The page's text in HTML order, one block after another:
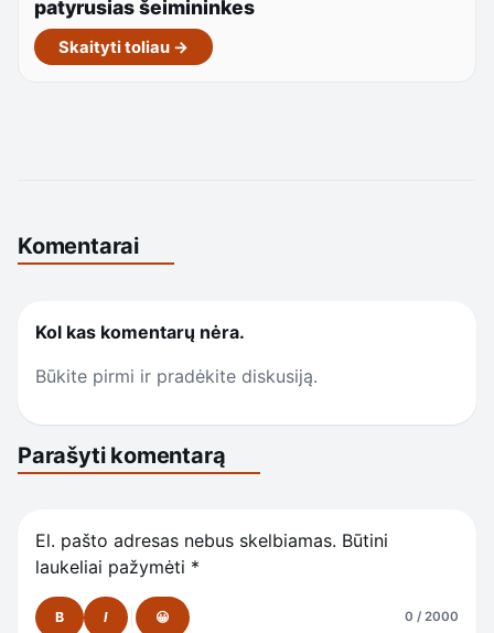
patyrusias šeimininkes
Skaityti toliau →
Komentarai
Kol kas komentarų nėra.
Būkite pirmi ir pradėkite diskusiją.
Parašyti komentarą
El. pašto adresas nebus skelbiamas. Būtini
laukeliai pažymėti *
B I 😀 0 / 2000